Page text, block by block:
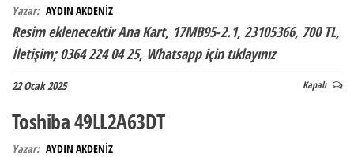
Yazar: AYDIN AKDENİZ
Resim eklenecektir Ana Kart, 17MB95-2.1, 23105366, 700 TL,
İletişim; 0364 224 04 25, Whatsapp için tıklayınız
22 Ocak 2025 Kapalı
Toshiba 49LL2A63DT
Yazar: AYDIN AKDENİZ